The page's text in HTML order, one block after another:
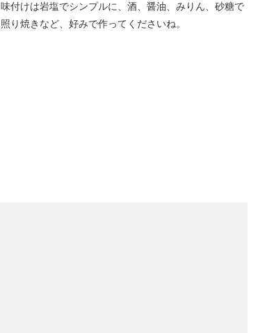
味付けは岩塩でシンプルに、酒、醤油、みりん、砂糖で
照り焼きなど、好みで作ってくださいね。